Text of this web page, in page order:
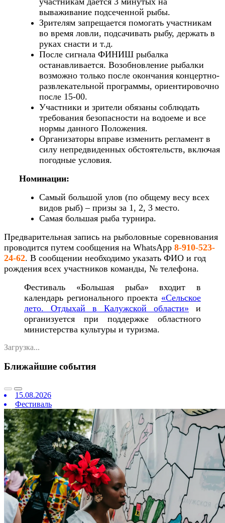
вываживание подсеченной рыбы.
Зрителям запрещается помогать участникам
во время ловли, подсачивать рыбу, держать в
руках снасти и т.д.
После сигнала ФИНИШ рыбалка
останавливается. Возобновление рыбалки
возможно только после окончания концертно-
развлекательной программы, ориентировочно
после 15-00.
Участники и зрители обязаны соблюдать
требования безопасности на водоеме и все
нормы данного Положения.
Организаторы вправе изменить регламент в
силу непредвиденных обстоятельств, включая
погодные условия.
Номинации:
Самый большой улов (по общему весу всех
видов рыб) – призы за 1, 2, 3 место.
Самая большая рыба турнира.
Предварительная запись на рыболовные соревнования
проводится путем сообщения на WhatsApp 8-910-523-
24-62. В сообщении необходимо указать ФИО и год
рождения всех участников команды, № телефона.
Фестиваль «Большая рыба» входит в
календарь регионального проекта «Сельское
лето. Отдыхай в Калужской области» и
организуется при поддержке областного
министерства культуры и туризма.
Загрузка...
Ближайшие события
15.08.2026
Фестиваль